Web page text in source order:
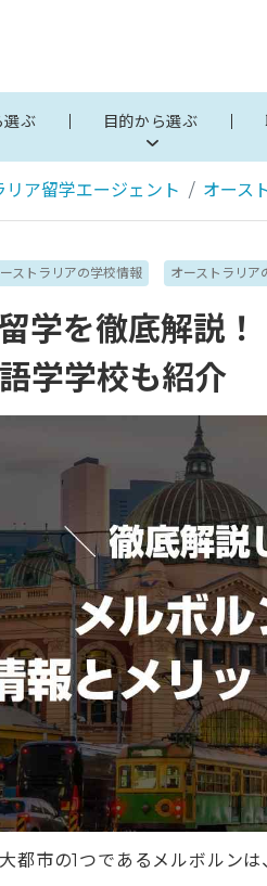
選ぶ 目的から選ぶ
リア留学エージェント オース
ストラリアの学校情報 オーストラリア
学を徹底解説
学学校も紹介
都市の1つであるメルボルン